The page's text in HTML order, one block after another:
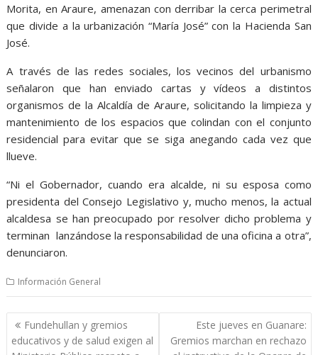
Morita, en Araure, amenazan con derribar la cerca perimetral
que divide a la urbanización “María José” con la Hacienda San
José.
A través de las redes sociales, los vecinos del urbanismo
señalaron que han enviado cartas y vídeos a distintos
organismos de la Alcaldía de Araure, solicitando la limpieza y
mantenimiento de los espacios que colindan con el conjunto
residencial para evitar que se siga anegando cada vez que
llueve.
“Ni el Gobernador, cuando era alcalde, ni su esposa como
presidenta del Consejo Legislativo y, mucho menos, la actual
alcaldesa se han preocupado por resolver dicho problema y
terminan lanzándose la responsabilidad de una oficina a otra”,
denunciaron.
Información General
Navegación
de
Fundehullan y gremios
educativos y de salud exigen al
Este jueves en Guanare:
Gremios marchan en rechazo